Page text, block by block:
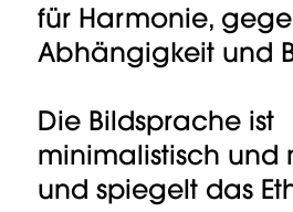
für Harmonie,
Abhängigkeit und
Die Bildsprache ist
minimalistisch und
und spiegelt das